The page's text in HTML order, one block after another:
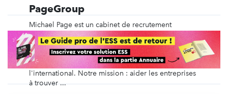
PageGroup
Michael Page est un cabinet de recrutement
spécialisé depuis plus de 40 ans dans le
recrutement en CDI, en intérim, en management de
transition, ainsi que du recrutement de dirigeants et
des recrutements volumiques, en France et à
l'international. Notre mission : aider les entreprises
à trouver ...